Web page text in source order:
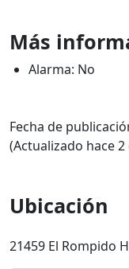
Más
Alarma: No
Fecha de
(Actualizado hace 2
Ubicación
21459 El Rompido